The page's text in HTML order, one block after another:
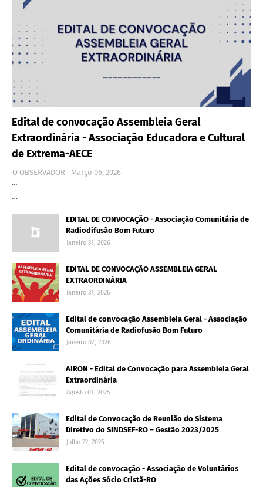
Edital de convocação Assembleia Geral
Extraordinária - Associação Educadora e Cultural
de Extrema-AECE
O OBSERVADOR
Março 06, 2026
…
…
EDITAL DE CONVOCAÇÃO - Associação Comunitária de
Radiodifusão Bom Futuro
Janeiro 31, 2026
EDITAL DE CONVOCAÇÃO ASSEMBLEIA GERAL
EXTRAORDINÁRIA
Janeiro 31, 2026
Edital de convocação Assembleia Geral - Associação
Comunitária de Radiofusão Bom Futuro
Janeiro 07, 2026
AIRON - Edital de Convocação para Assembleia Geral
Extraordinária
Agosto 01, 2025
Edital de Convocação de Reunião do Sistema
Diretivo do SINDSEF-RO – Gestão 2023/2025
Julho 22, 2025
Edital de convocação - Associação de Voluntários
das Ações Sócio Cristã-RO